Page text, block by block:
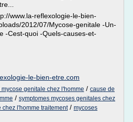
www.la-reflexologie-le-bien-
2012/07/Mycose-genitale -Un-
-Cest-quoi -Quels-causes-et-
le-bien-etre.com
genitale chez l'homme / cause de
/ symptomes mycoses genitales chez
chez l'homme traitement/ mycoses